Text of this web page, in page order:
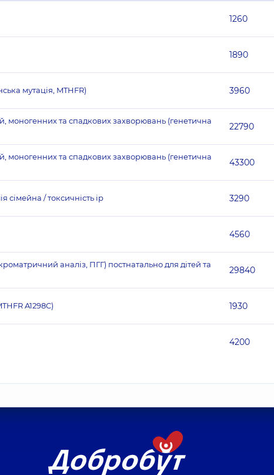
1260
1890
мутація, MTHFR) 3960
моногенних та спадкових захворювань (генетична
22790
моногенних та спадкових захворювань (генетична
43300
сімейна / токсичність ір 3290
4560
аналіз, ПГГ) постнатально для дітей та
29840
A1298C) 1930
4200